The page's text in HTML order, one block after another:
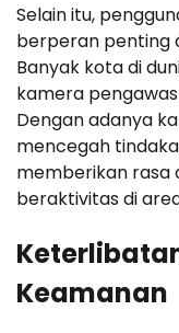
Selain itu,
berperan penting
Banyak kota di
kamera
Dengan adanya
mencegah
memberikan rasa
beraktivitas di
Keamanan